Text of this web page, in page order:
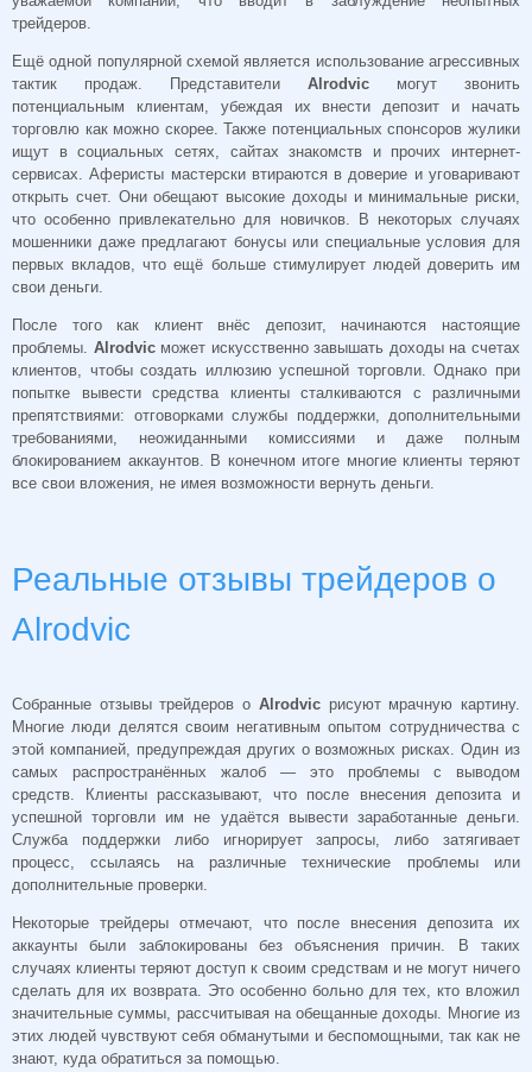
трейдеров.
Ещё одной популярной схемой является использование агрессивных
тактик продаж. Представители Alrodvic могут звонить
потенциальным клиентам, убеждая их внести депозит и начать
торговлю как можно скорее. Также потенциальных спонсоров жулики
ищут в социальных сетях, сайтах знакомств и прочих интернет-
сервисах. Аферисты мастерски втираются в доверие и уговаривают
открыть счет. Они обещают высокие доходы и минимальные риски,
что особенно привлекательно для новичков. В некоторых случаях
мошенники даже предлагают бонусы или специальные условия для
первых вкладов, что ещё больше стимулирует людей доверить им
свои деньги.
После того как клиент внёс депозит, начинаются настоящие
проблемы. Alrodvicможет искусственно завышать доходы на счетах
клиентов, чтобы создать иллюзию успешной торговли. Однако при
попытке вывести средства клиенты сталкиваются с различными
препятствиями: отговорками службы поддержки, дополнительными
требованиями, неожиданными комиссиями и даже полным
блокированием аккаунтов. В конечном итоге многие клиенты теряют
все свои вложения, не имея возможности вернуть деньги.
Реальные отзывы трейдеров о
Alrodvic
Собранные отзывы трейдеров о Alrodvicрисуют мрачную картину.
Многие люди делятся своим негативным опытом сотрудничества с
этой компанией, предупреждая других о возможных рисках. Один из
самых распространённых жалоб — это проблемы с выводом
средств. Клиенты рассказывают, что после внесения депозита и
успешной торговли им не удаётся вывести заработанные деньги.
Служба поддержки либо игнорирует запросы, либо затягивает
процесс, ссылаясь на различные технические проблемы или
дополнительные проверки.
Некоторые трейдеры отмечают, что после внесения депозита их
аккаунты были заблокированы без объяснения причин. В таких
случаях клиенты теряют доступ к своим средствам и не могут ничего
сделать для их возврата. Это особенно больно для тех, кто вложил
значительные суммы, рассчитывая на обещанные доходы. Многие из
этих людей чувствуют себя обманутыми и беспомощными, так как не
знают, куда обратиться за помощью.